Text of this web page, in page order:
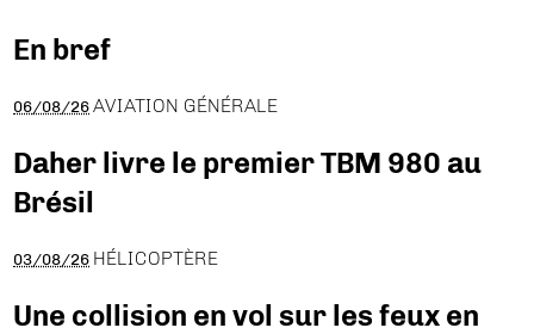
En bref
06/08/26 AVIATION GÉNÉRALE
Daher livre le premier TBM 980 au
Brésil
03/08/26 HÉLICOPTÈRE
Une collision en vol sur les feux en